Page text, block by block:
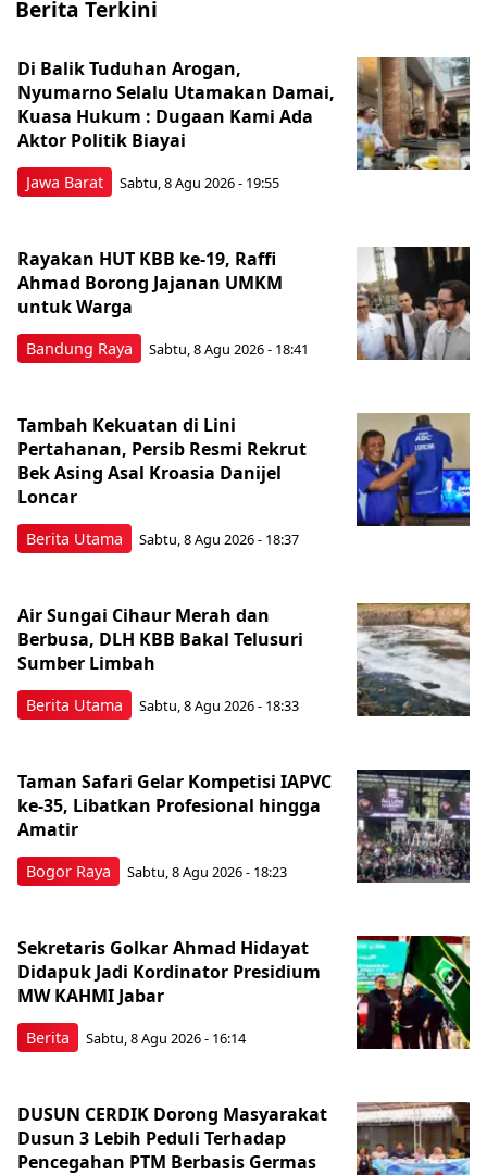
Berita Terkini
Jawa Barat
Di Balik Tuduhan Arogan,
Nyumarno Selalu Utamakan Damai,
Kuasa Hukum : Dugaan Kami Ada
Aktor Politik Biayai
Sabtu, 8 Agu 2026 - 19:55
Bandung Raya
Rayakan HUT KBB ke-19, Raffi
Ahmad Borong Jajanan UMKM
untuk Warga
Sabtu, 8 Agu 2026 - 18:41
Berita Utama
Tambah Kekuatan di Lini
Pertahanan, Persib Resmi Rekrut
Bek Asing Asal Kroasia Danijel
Loncar
Sabtu, 8 Agu 2026 - 18:37
Berita Utama
Air Sungai Cihaur Merah dan
Berbusa, DLH KBB Bakal Telusuri
Sumber Limbah
Sabtu, 8 Agu 2026 - 18:33
Bogor Raya
Taman Safari Gelar Kompetisi IAPVC
ke-35, Libatkan Profesional hingga
Amatir
Sabtu, 8 Agu 2026 - 18:23
Berita
Sekretaris Golkar Ahmad Hidayat
Didapuk Jadi Kordinator Presidium
MW KAHMI Jabar
Sabtu, 8 Agu 2026 - 16:14
DUSUN CERDIK Dorong Masyarakat
Dusun 3 Lebih Peduli Terhadap
Pencegahan PTM Berbasis Germas